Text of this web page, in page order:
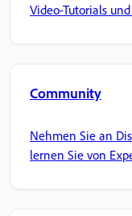
Video-Tutorials
Community
Nehmen Sie an
lernen Sie von